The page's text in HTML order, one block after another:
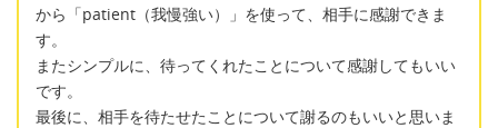
から「patient（我慢強い）」を使って、相手に感謝できま
す。
またシンプルに、待ってくれたことについて感謝してもいい
です。
最後に、相手を待たせたことについて謝るのもいいと思いま